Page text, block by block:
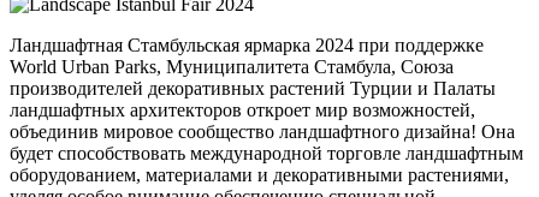
Ландшафтная Стамбульская ярмарка 2024 при поддержке
World Urban Parks, Муниципалитета Стамбула, Союза
производителей декоративных растений Турции и Палаты
ландшафтных архитекторов откроет мир возможностей,
объединив мировое сообщество ландшафтного дизайна! Она
будет способствовать международной торговле ландшафтным
оборудованием, материалами и декоративными растениями,